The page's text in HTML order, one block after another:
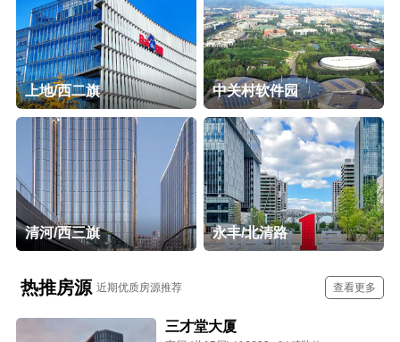
上地/西二旗 中关村软件园
清河/西三旗 永丰/北清路
热推房源 近期优质房源推荐 查看更多
三才堂大厦